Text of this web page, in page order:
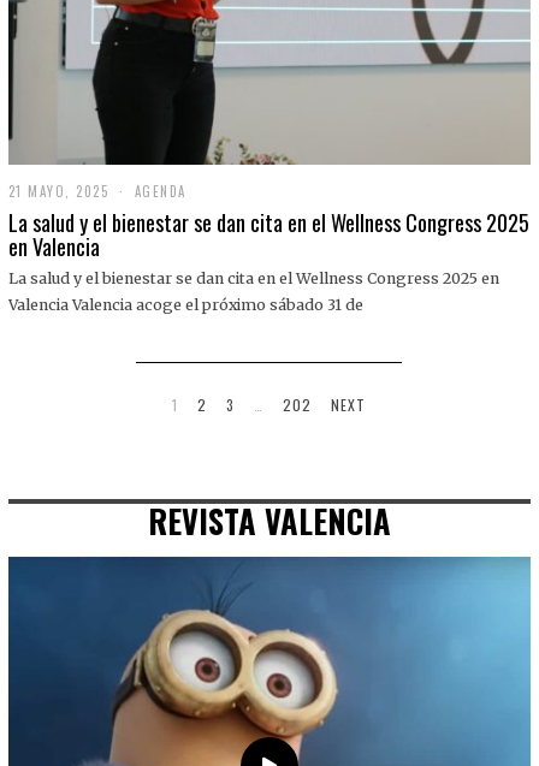
21 MAYO, 2025
1
M
O
,
AGENDA
La salud y el bienestar se dan cita en el Wellness Congress 2025
en Valencia
La salud y el bienestar se dan cita en el Wellness Congress 2025 en
Valencia Valencia acoge el próximo sábado 31 de
1 2 3 202 NEXT
REVISTA VALENCIA